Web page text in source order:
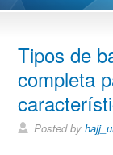
Tipos de
completa
Posted by